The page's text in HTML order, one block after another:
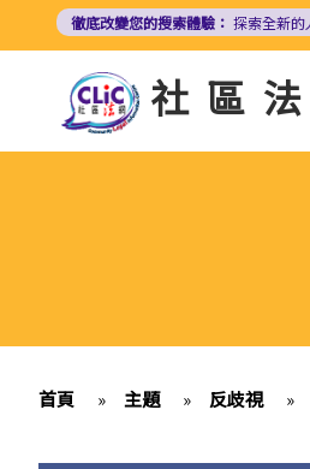
徹底改變您的搜索體驗： 探索全新的
社區
首頁 » 主題 » 反歧視 »